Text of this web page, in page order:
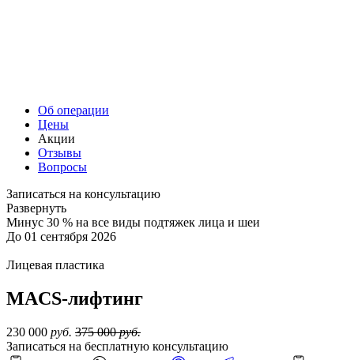
Об операции
Цены
Акции
Отзывы
Вопросы
Записаться на консультацию
Развернуть
Минус 30 % на все виды подтяжек лица и шеи
До 01 сентября 2026
Лицевая пластика
MACS-лифтинг
230 000 руб. 375 000руб.
Записаться на бесплатную консультацию